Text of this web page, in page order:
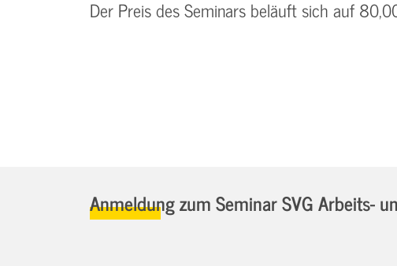
Der Preis des Seminars beläuft sich auf
Anmeldung zum Seminar SVG Arbeits-